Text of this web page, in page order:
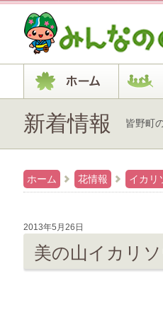
新着情報 皆野町
ホーム 花情報 イカリ
2013年5月26日
美の山イカリ